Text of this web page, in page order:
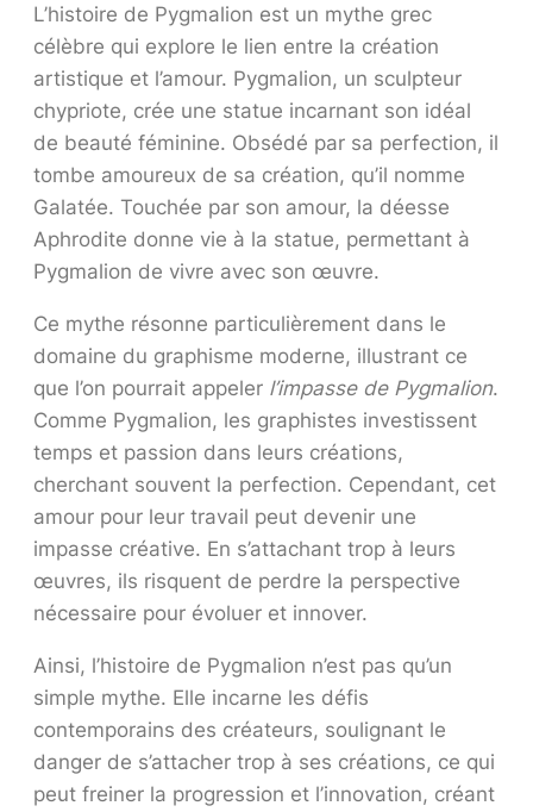
L’histoire de Pygmalion est un mythe grec
célèbre qui explore le lien entre la création
artistique et l’amour. Pygmalion, un sculpteur
chypriote, crée une statue incarnant son idéal
de beauté féminine. Obsédé par sa perfection, il
tombe amoureux de sa création, qu’il nomme
Galatée. Touchée par son amour, la déesse
Aphrodite donne vie à la statue, permettant à
Pygmalion de vivre avec son œuvre.
Ce mythe résonne particulièrement dans le
domaine du graphisme moderne, illustrant ce
que l’on pourrait appeler l’impasse de Pygmalion.
Comme Pygmalion, les graphistes investissent
temps et passion dans leurs créations,
cherchant souvent la perfection. Cependant, cet
amour pour leur travail peut devenir une
impasse créative. En s’attachant trop à leurs
œuvres, ils risquent de perdre la perspective
nécessaire pour évoluer et innover.
Ainsi, l’histoire de Pygmalion n’est pas qu’un
simple mythe. Elle incarne les défis
contemporains des créateurs, soulignant le
danger de s’attacher trop à ses créations, ce qui
peut freiner la progression et l’innovation, créant